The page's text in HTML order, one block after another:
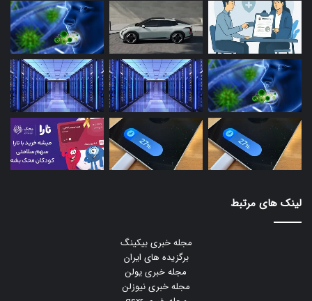
لینک های مرتبط
مجله خبری بیکینگ
برگزیده های ایران
مجله خبری یولن
مجله خبری نیوزلن